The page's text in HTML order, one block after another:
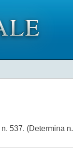
537. (Determina n.